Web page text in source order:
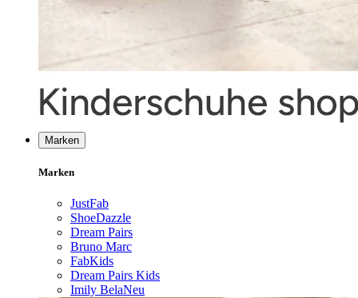
Marken
Marken
JustFab
ShoeDazzle
Dream Pairs
Bruno Marc
FabKids
Dream Pairs Kids
Imily BelaNeu